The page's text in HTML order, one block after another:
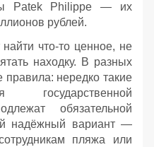
Patek Philippe — их
рублей.
что‑то ценное, не
находку. В разных
правила: нередко такие
государственной
обязательной
надёжный вариант —
пляжа или